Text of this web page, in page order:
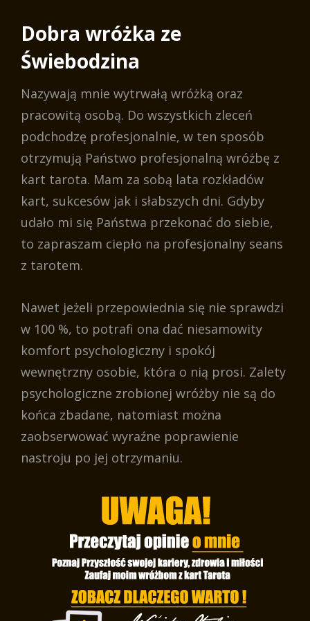
Dobra wróżka ze
Świebodzina
Nazywają mnie wytrwałą wróżką oraz
pracowitą osobą. Do wszystkich zleceń
podchodzę profesjonalnie, w ten sposób
otrzymują Państwo profesjonalną wróżbę z
kart tarota. Mam za sobą lata rozkładów
kart, sukcesów jak i słabszych dni. Gdyby
udało mi się Państwa przekonać do siebie,
to zapraszam ciepło na profesjonalny seans
z tarotem.
Nawet jeżeli przepowiednia się nie sprawdzi
w 100 %, to potrafi ona dać niesamowity
komfort psychologiczny i spokój
wewnętrzny osobie, która o nią prosi. Zalety
psychologiczne zrobionej wróżby nie są do
końca zbadane, natomiast można
zaobserwować wyraźne poprawienie
nastroju po jej otrzymaniu.